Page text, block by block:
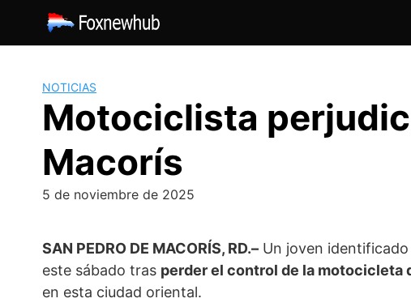
contenido
NOTICIAS
Motociclista
Macorís
5 de noviembre de 2025
SAN PEDRO DE MACORÍS, RD.– Un joven
este sábado tras perder el control de la motocicleta
en esta ciudad oriental.